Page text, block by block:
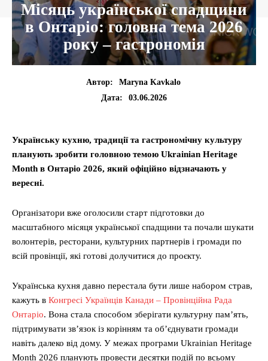
Місяць української спадщини
в Онтаріо: головна тема 2026
року – гастрономія
Автор:
Maryna Kavkalo
Дата:
03.06.2026
Українську кухню, традиції та гастрономічну культуру
планують зробити головною темою Ukrainian Heritage
Month в Онтаріо 2026, який офіційно відзначають у
вересні.
Організатори вже оголосили старт підготовки до
масштабного місяця української спадщини та почали шукати
волонтерів, ресторани, культурних партнерів і громади по
всій провінції, які готові долучитися до проєкту.
Українська кухня давно перестала бути лише набором страв,
кажуть в Конгресі Українців Канади – Провінційна Рада
Онтаріо. Вона стала способом зберігати культурну пам’ять,
підтримувати зв’язок із корінням та об’єднувати громади
навіть далеко від дому. У межах програми Ukrainian Heritage
Month 2026 планують провести десятки подій по всьому